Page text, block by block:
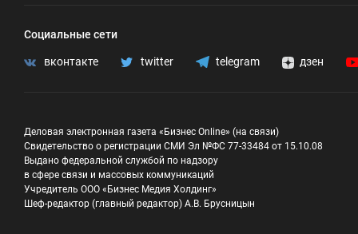
Социальные сети
вконтакте twitter telegram дзен
Деловая электронная газета «Бизнес Online» (на связи)
Свидетельство о регистрации СМИ Эл №ФС 77-33484 от 15.10.08
Выдано федеральной службой по надзору
в сфере связи и массовых коммуникаций
Учредитель ООО «Бизнес Медия Холдинг»
Шеф-редактор (главный редактор) А.В. Брусницын